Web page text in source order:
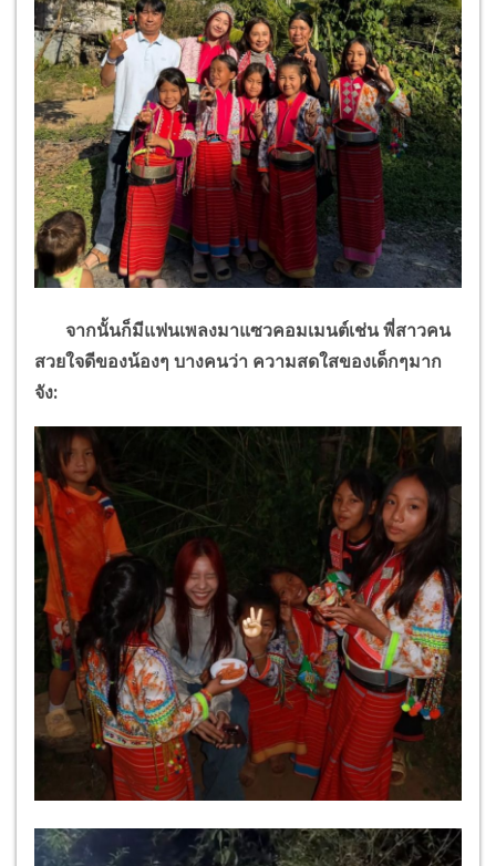
จากนั้นก็มีแฟนเพลงมาแซวคอมเมนต์เช่น พี่สาวคน
สวยใจดีของน้องๆ บางคนว่า ความสดใสของเด็กๆมาก
จัง: